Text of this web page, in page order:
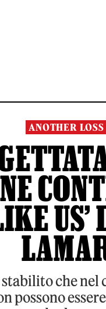
ANOTHER LOSS
che nel
possono